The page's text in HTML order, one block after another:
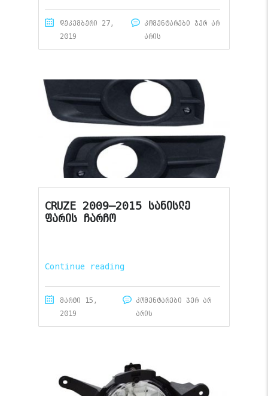
დეკემბერი 27,
2019
კომენტარები ჯერ არ
არის
CRUZE 2009–2015 სანისლე
ფარის ჩარჩო
Continue reading
მარტი 15,
2019
კომენტარები ჯერ არ
არის